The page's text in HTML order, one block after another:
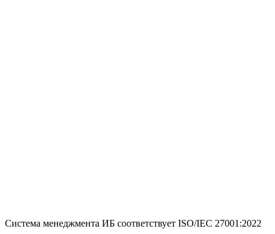
Система менеджмента ИБ соответствует ISO/IEC 27001:2022